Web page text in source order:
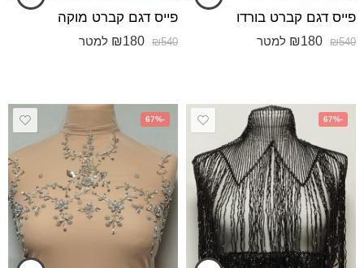
פייס דגם קברט בורדו
₪540
₪180 למטר
פייס דגם קברט מוקה
₪540
₪180 למטר
-67%
-67%